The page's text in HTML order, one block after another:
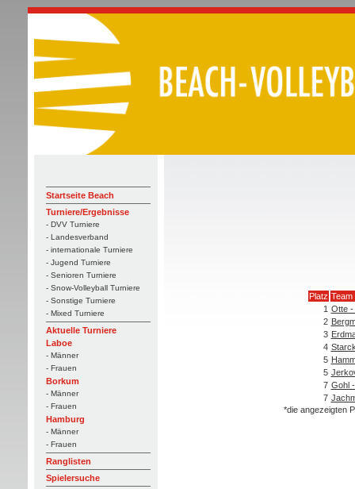
Startseite Beach
Turniere/Ergebnisse
- DVV Turniere
- Landesverband
- internationale Turniere
- Jugend Turniere
- Senioren Turniere
- Snow-Volleyball Turniere
- Sonstige Turniere
- Mixed Turniere
Aktuelle Turniere
Laboe
- Männer
- Frauen
Borkum
- Männer
- Frauen
Hamburg
- Männer
- Frauen
Ranglisten
Spielersuche
Platz Team
1 Otte -
2
3
4
5
5
7 Gohl
7
*die angezeigten